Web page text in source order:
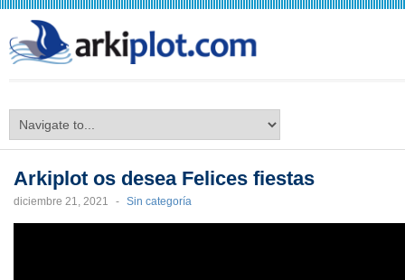
Arkiplot os desea Felices fiestas
diciembre 21, 2021 - Sin categoría